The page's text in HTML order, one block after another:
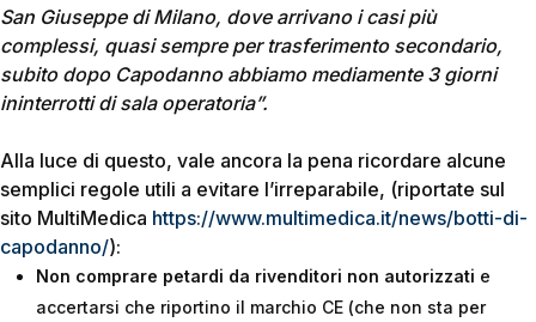
San Giuseppe di Milano, dove arrivano i casi più
complessi, quasi sempre per trasferimento secondario,
subito dopo Capodanno abbiamo mediamente 3 giorni
ininterrotti di sala operatoria”.
Alla luce di questo, vale ancora la pena ricordare alcune
semplici regole utili a evitare l’irreparabile, (riportate sul
sito MultiMedica https://www.multimedica.it/news/botti-di-
capodanno/):
Non comprare petardi da rivenditori non autorizzati e
accertarsi che riportino il marchio CE (che non sta per